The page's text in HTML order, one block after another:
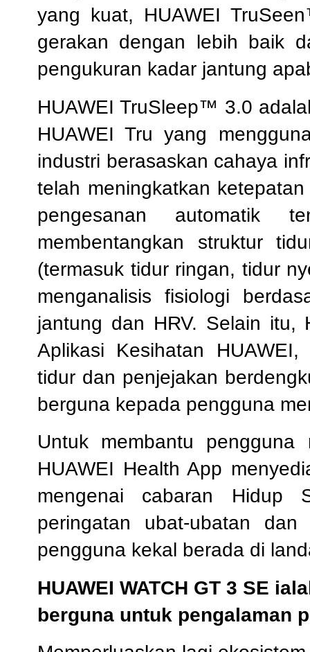
yang kuat, HUAWEI
gerakan dengan lebih baik
pengukuran kadar jantung
HUAWEI TruSleep™ 3.0
HUAWEI Tru yang
industri berasaskan cahaya
telah meningkatkan
pengesanan automatik
membentangkan struktur
(termasuk tidur ringan, tidur
menganalisis fisiologi
jantung dan HRV. Selain itu,
Aplikasi Kesihatan
tidur dan penjejakan
berguna kepada pengguna
Untuk membantu
HUAWEI Health App
mengenai cabaran Hidup
peringatan ubat-ubatan
pengguna kekal berada di
HUAWEI WATCH GT 3 SE
berguna untuk pengalaman